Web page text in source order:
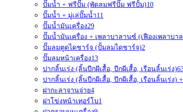
ปั๊มน้ำ + ฟรีปั๊ม (พัดลมฟรีปั๊ม ฟรีปั้ม)10
ปั๊มน้ำ + มู่เล่ปั๊มน้ำ11
ปั๊มน้ำมันเครื่อง29
ปั๊มน้ำมันเครื่อง + เพลาบาลานซ์ (เฟืองเพลาบา
ปั๊มลมตูดไดชาร์จ (ปั้มลมไดชาร์จ)2
ปั๊มลมหน้าเครื่อง13
ปากลิ้นเร่ง (ลิ้นปีกผีเสื้อ, ปีกผีเสื้อ, เรือนลิ้นเร่ง)
ปากลิ้นเร่ง (ลิ้นปีกผีเสื้อ, ปีกผีเสื้อ, เรือนลิ้นเร่ง)
ฝากะลาจานจ่าย4
ฝาโข่งหน้าเทอร์โบ1